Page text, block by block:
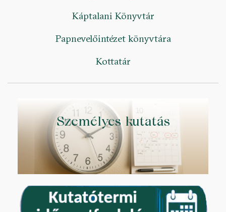
Káptalani Könyvtár
Papnevelőintézet könyvtára
Kottatár
Személyes kutatás